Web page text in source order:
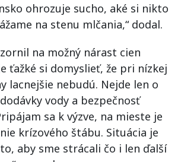
ohrozuje sucho, aké si nikto
na stenu mlčania,“ dodal.
na možný nárast cien
ťažké si domyslieť, že pri nízkej
lacnejšie nebudú. Nejde len o
vody a bezpečnosť
sa k výzve, na mieste je
krízového štábu. Situácia je
aby sme strácali čo i len ďalší